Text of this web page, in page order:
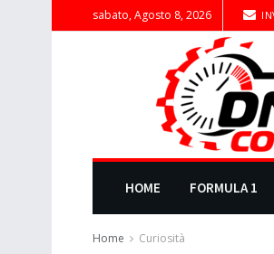
sabato, Agosto 8, 2026
HOME FORMULA 1
Home Curiosità